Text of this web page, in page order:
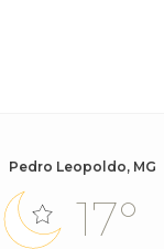
Pedro Leopoldo, MG
17°